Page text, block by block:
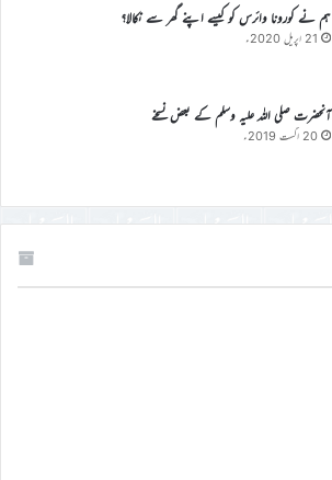
ہم نے کورونا وائرس کو کیسے اپنے گھر سے نکالا؟
21 اپریل 2020ء
آنحضرت صلی اللہ علیہ وسلم کے بعض نسخے
20 اگست 2019ء